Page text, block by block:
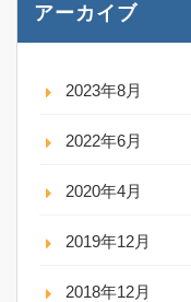
アーカイブ
2023年8月
2022年6月
2020年4月
2019年12月
2018年12月